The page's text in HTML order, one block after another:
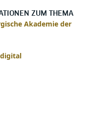
ZUM THEMA
Akademie der